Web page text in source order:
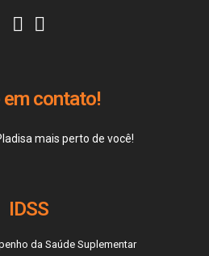
em contato!
mais perto de você!
IDSS
da Saúde Suplementar